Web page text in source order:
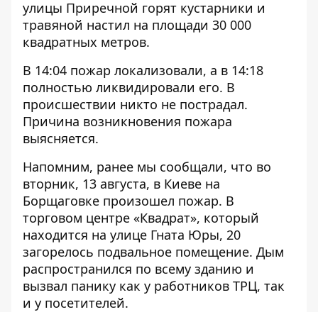
улицы Приречной горят кустарники и
травяной настил на площади 30 000
квадратных метров.
В 14:04 пожар локализовали, а в 14:18
полностью ликвидировали его. В
происшествии никто не пострадал.
Причина возникновения пожара
выясняется.
Напомним, ранее мы сообщали, что во
вторник, 13 августа, в Киеве на
Борщаговке произошел пожар. В
торговом центре «Квадрат», который
находится на улице Гната Юры, 20
загорелось подвальное помещение. Дым
распространился по всему зданию и
вызвал панику как у работников ТРЦ, так
и у посетителей.